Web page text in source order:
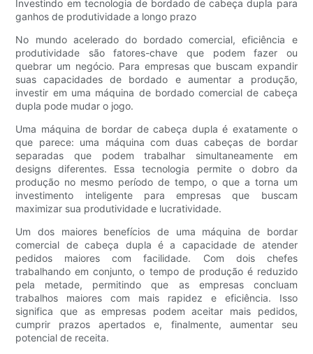
Investindo em tecnologia de bordado de cabeça dupla para
ganhos de produtividade a longo prazo
No mundo acelerado do bordado comercial, eficiência e
produtividade são fatores-chave que podem fazer ou
quebrar um negócio. Para empresas que buscam expandir
suas capacidades de bordado e aumentar a produção,
investir em uma máquina de bordado comercial de cabeça
dupla pode mudar o jogo.
Uma máquina de bordar de cabeça dupla é exatamente o
que parece: uma máquina com duas cabeças de bordar
separadas que podem trabalhar simultaneamente em
designs diferentes. Essa tecnologia permite o dobro da
produção no mesmo período de tempo, o que a torna um
investimento inteligente para empresas que buscam
maximizar sua produtividade e lucratividade.
Um dos maiores benefícios de uma máquina de bordar
comercial de cabeça dupla é a capacidade de atender
pedidos maiores com facilidade. Com dois chefes
trabalhando em conjunto, o tempo de produção é reduzido
pela metade, permitindo que as empresas concluam
trabalhos maiores com mais rapidez e eficiência. Isso
significa que as empresas podem aceitar mais pedidos,
cumprir prazos apertados e, finalmente, aumentar seu
potencial de receita.